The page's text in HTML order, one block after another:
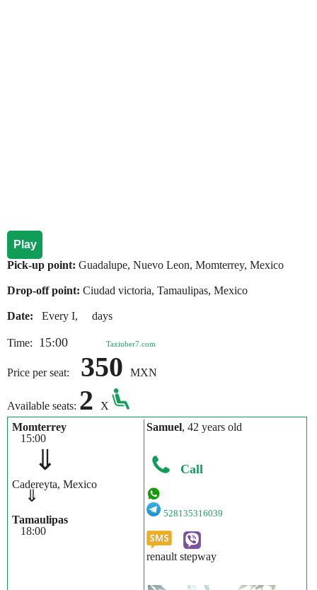
Play
Pick-up point: Guadalupe, Nuevo Leon, Momterrey, Mexico
Drop-off point: Ciudad victoria, Tamaulipas, Mexico
Date: Every I, days
Time: 15:00 Taxiuber7.com
Price per seat: 350 MXN
Available seats: 2
X
Momterrey
15:00
⇓
Cadereyta, Mexico
⇓
Tamaulipas
18:00
Samuel, 42 years old
Call
528135316039
renault stepway